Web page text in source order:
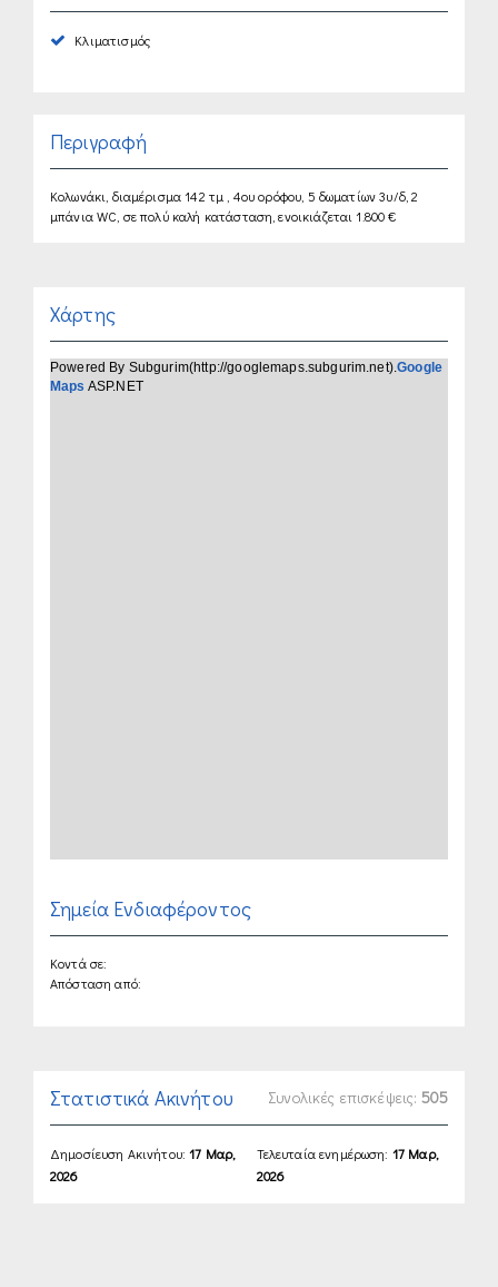
Κλιματισμός
Περιγραφή
Κολωνάκι, διαμέρισμα 142 τμ , 4ου ορόφου, 5 δωματίων 3υ/δ, 2
μπάνια WC, σε πολύ καλή κατάσταση, ενοικιάζεται 1.800 €
Χάρτης
Powered By Subgurim(http://googlemaps.subgurim.net).Google
Maps ASP.NET
Σημεία Ενδιαφέροντος
Κοντά σε:
Απόσταση από:
Στατιστικά Ακινήτου Συνολικές επισκέψεις: 505
Δημοσίευση Ακινήτου: 17 Μαρ,
2026
Τελευταία ενημέρωση:
2026